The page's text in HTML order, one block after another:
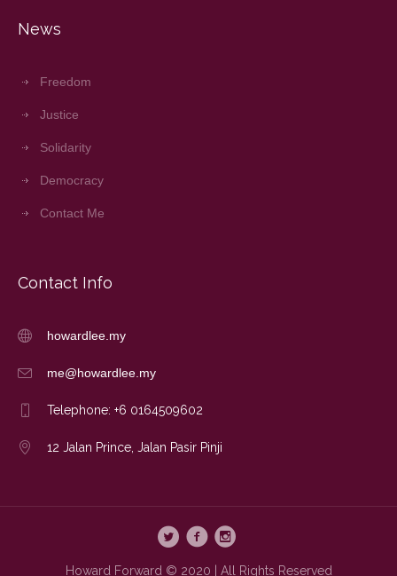
News
Freedom
Justice
Solidarity
Democracy
Contact Me
Contact Info
howardlee.my
me@howardlee.my
Telephone: +6 0164509602
12 Jalan Prince, Jalan Pasir Pinji
Howard Forward © 2020 | All Rights Reserved